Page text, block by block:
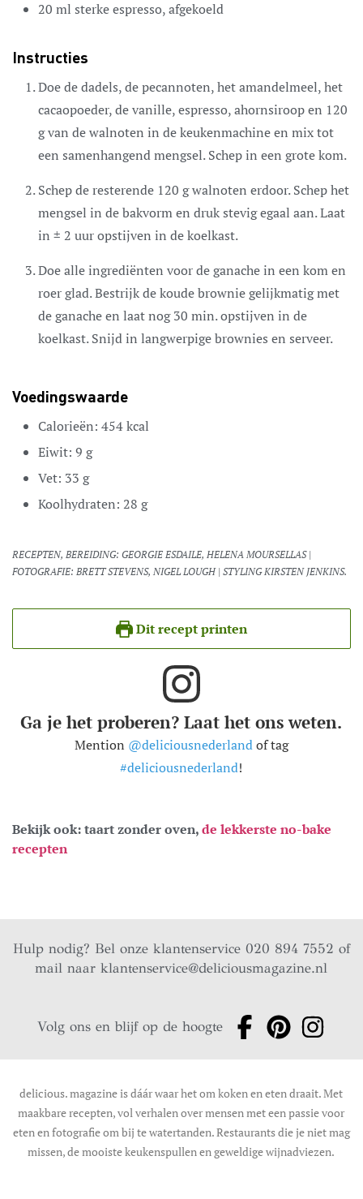
20 ml sterke espresso,afgekoeld
Instructies
Doe de dadels, de pecannoten, het amandelmeel, het
cacaopoeder, de vanille, espresso, ahornsiroop en 120
g van de walnoten in de keukenmachine en mix tot
een samenhangend mengsel. Schep in een grote kom.
Schep de resterende 120 g walnoten erdoor. Schep het
mengsel in de bakvorm en druk stevig egaal aan. Laat
in ± 2 uur opstijven in de koelkast.
Doe alle ingrediënten voor de ganache in een kom en
roer glad. Bestrijk de koude brownie gelijkmatig met
de ganache en laat nog 30 min. opstijven in de
koelkast. Snijd in langwerpige brownies en serveer.
Voedingswaarde
Calorieën: 454kcal
Eiwit: 9 g
Vet: 33 g
Koolhydraten: 28 g
RECEPTEN, BEREIDING: GEORGIE ESDAILE, HELENA MOURSELLAS |
FOTOGRAFIE: BRETT STEVENS, NIGEL LOUGH | STYLING KIRSTEN JENKINS.
Dit recept printen
Ga je het proberen? Laat het ons weten.
Mention @deliciousnederlandof tag
#deliciousnederland!
Bekijk ook: taart zonder oven,de lekkerste no-bake
recepten
Hulp nodig? Bel onze klantenservice 020 894 7552 of
mail naarklantenservice@deliciousmagazine.nl
Volg ons en blijf op de hoogte
delicious. magazine is dáár waar het om koken en eten draait. Met
maakbare recepten, vol verhalen over mensen met een passie voor
eten en fotografie om bij te watertanden. Restaurants die je niet mag
missen, de mooiste keukenspullen en geweldige wijnadviezen.